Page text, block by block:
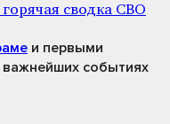
сводка СВО
и первыми
важнейших событиях